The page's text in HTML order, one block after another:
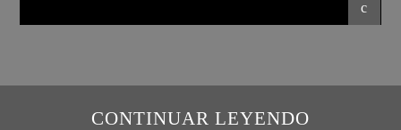
CONTINUAR LEYENDO